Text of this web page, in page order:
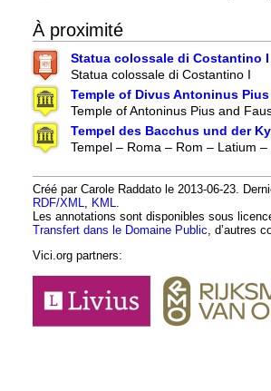
À proximité
Statua colossale di Costantino I
Statua colossale di Costantino I
Temple of Divus Antoninus
Temple of Antoninus Pius and
Tempel des Bacchus und der
Tempel – Roma – Rom – Latium –
Créé par Carole Raddato le 2013-06-23.
RDF/XML
KML
Les annotations sont disponibles sous
Transfert dans le Domaine Public , d’autres
Vici.org partners: